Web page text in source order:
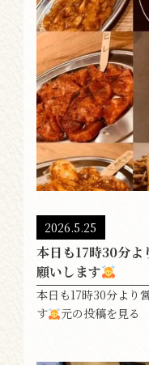
2026.5.25
本日も17時30分よ
願いします
本日も17時30分より
す
元の投稿を見る